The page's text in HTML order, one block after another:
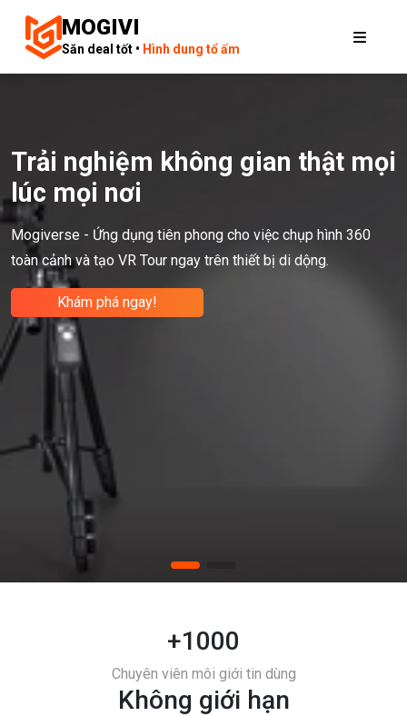
MOGIVI
Săn deal tốt • Hình dung tổ ấm
Trải nghiệm không gian thật mọi
lúc mọi nơi
Mogiverse - Ứng dụng tiên phong cho việc chụp hình 360
toàn cảnh và tạo VR Tour ngay trên thiết bị di dộng.
Khám phá ngay!
+1000
Chuyên viên môi giới tin dùng
Không giới hạn